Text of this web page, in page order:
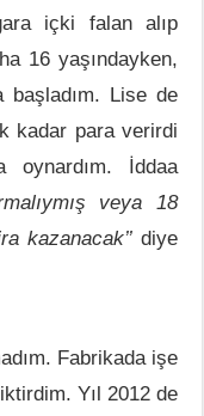
içki falan alıp
16 yaşındayken,
başladım. Lise de
kadar para verirdi
İddaa
veya 18
kazanacak’’diye
Fabrikada işe
Yıl 2012 de